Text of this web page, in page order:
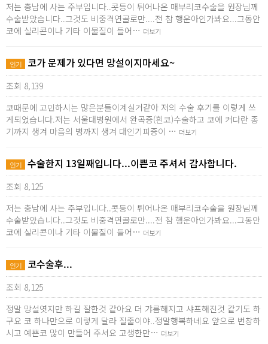
저는 충남에 사는 주부입니다..콧등이 튀어나온 매부리코수술을 원장님께
수술받았습니다..그것도 비중격연골로만....전 참 행운아인가봐요...그동안
코에 실리콘이나 기타 이물질이 들어… 더보기
인기 코가 문제가 있다면 망설이지마세요~
조회 8,139
코때문에 고민하시는 많은분들이계실거같아 저의 수술 후기를 이렇게 쓰
게되었습니다.저는 서울대병원에서 완곡증(흰코)수술하고 코에 커다란 종
기까지 생겨 마음의 병까지 생겨 대인기피증이 … 더보기
인기 수술한지 13일째입니다...이쁜코 주셔서 감사합니다.
조회 8,125
저는 충남에 사는 주부입니다..콧등이 튀어나온 매부리코수술을 원장님께
수술받았습니다..그것도 비중격연골로만....전 참 행운아인가봐요...그동안
코에 실리콘이나 기타 이물질이 들어… 더보기
인기 코수술후...
조회 8,125
정말 망설엿지만 하길 잘한것 같아요 더 갸름해지고 샤프해진것 같기도 하
구요 코 하나만으로 이렇게 달라 질줄이야..정말행복하네요 앞으로 번창하
시고 예쁜코 많이 만들어 주셔요 고생한만… 더보기